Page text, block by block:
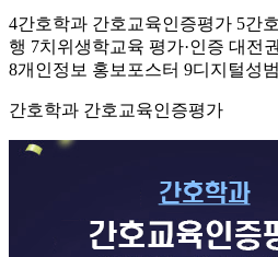
4간호학과 간호교육인증평가 5간
행 7치위생학교육 평가·인증 대전
8개인정보 홍보포스터 9디지털성
간호학과 간호교육인증평가